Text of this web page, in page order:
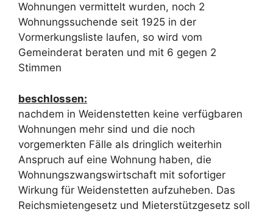
Wohnungen vermittelt wurden, noch 2
Wohnungssuchende seit 1925 in der
Vormerkungsliste laufen, so wird vom
Gemeinderat beraten und mit 6 gegen 2
Stimmen
beschlossen:
nachdem in Weidenstetten keine verfügbaren
Wohnungen mehr sind und die noch
vorgemerkten Fälle als dringlich weiterhin
Anspruch auf eine Wohnung haben, die
Wohnungszwangswirtschaft mit sofortiger
Wirkung für Weidenstetten aufzuheben. Das
Reichsmietengesetz und Mieterstützgesetz soll